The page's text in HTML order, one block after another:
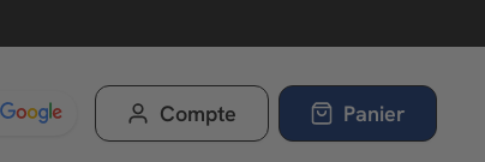
Compte Panier